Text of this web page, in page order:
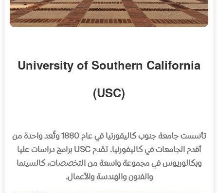
University of Southern California
(USC)
تأسست جامعة جنوب كاليفورنيا في عام1880
وتُعد واحدة من
أقدم الجامعات في كاليفورنيا.تقدم
برامج دراسات عليا
وبكالوريوس في مجموعة واسعة من التخصصات، كالسينما
والفنون والهندسة والأعمال.